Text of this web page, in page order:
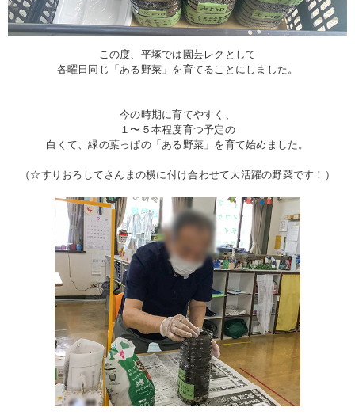
この度、平塚では園芸レクとして
各曜日同じ「ある野菜」を育てることにしました。
今の時期に育てやすく、
１〜５本程度育つ予定の
白くて、緑の葉っぱの「ある野菜」を育て始めました。
（☆すりおろしてさんまの横に付け合わせて大活躍の野菜です！）